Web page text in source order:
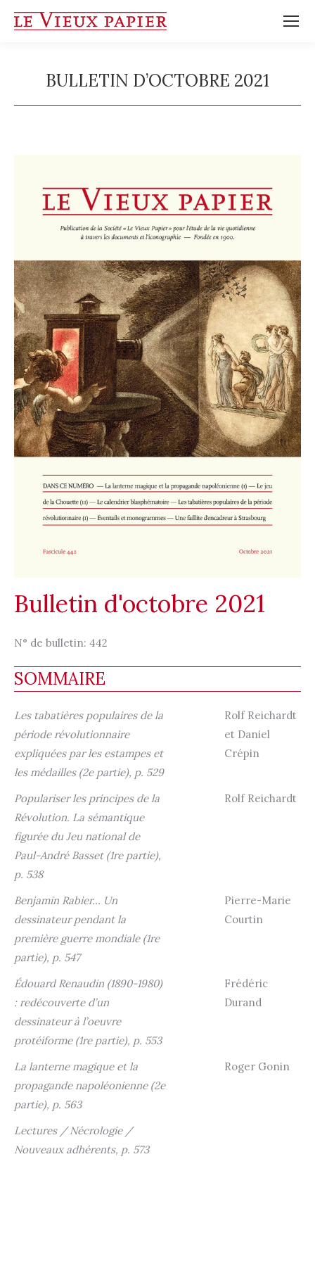
BULLETIN D’OCTOBRE 2021
Vous êtes ici :
Bulletin d'octobre 2021
N° de bulletin: 442
SOMMAIRE
Les tabatières populaires de la
période révolutionnaire
expliquées par les estampes et
les médailles (2e partie), p. 529
Rolf Reichardt
et Daniel
Crépin
Populariser les principes de la
Révolution. La sémantique
figurée du Jeu national de
Paul-André Basset (1re partie),
p. 538
Rolf Reichardt
Benjamin Rabier… Un
dessinateur pendant la
première guerre mondiale (1re
partie), p. 547
Pierre-Marie
Courtin
Édouard Renaudin (1890-1980)
: redécouverte d’un
dessinateur à l’oeuvre
protéiforme (1re partie), p. 553
Frédéric
Durand
La lanterne magique et la
propagande napoléonienne (2e
partie), p. 563
Roger Gonin
Lectures / Nécrologie /
Nouveaux adhérents, p. 573